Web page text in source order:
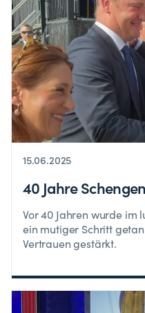
15.06.2025
40 Jahre Schengen
Vor 40 Jahren wurde im
ein mutiger Schritt
Vertrauen gestärkt.